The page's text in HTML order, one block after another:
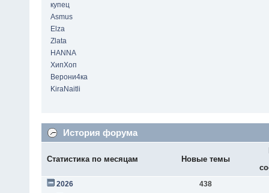
купец
Asmus
Elza
Zlata
HANNA
ХипХоп
Верони4ка
KiraNaitli
История форума
Статистика по месяцам Новые темы
2026
438